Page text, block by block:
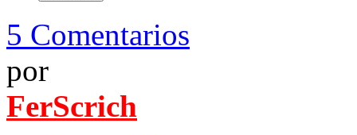
5 Comentarios
por
FerScrich